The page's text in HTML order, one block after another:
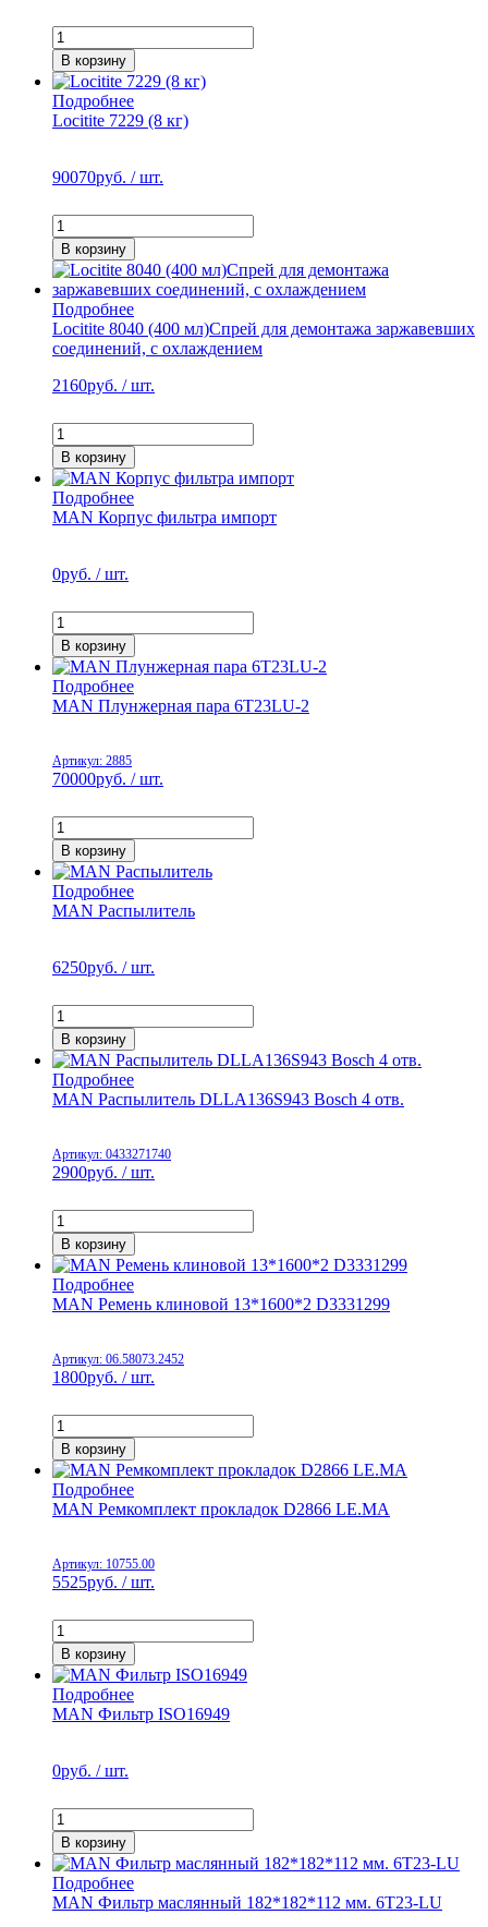
В корзину
Подробнее
Locitite 7229 (8 кг)
90070руб. / шт.
В корзину
Подробнее
Locitite 8040 (400 мл)Спрей для демонтажа заржавевших
соединений, с охлаждением
2160руб. / шт.
В корзину
Подробнее
MAN Корпус фильтра импорт
0руб. / шт.
В корзину
Подробнее
MAN Плунжерная пара 6T23LU-2
Артикул: 2885
70000руб. / шт.
В корзину
Подробнее
MAN Распылитель
6250руб. / шт.
В корзину
Подробнее
MAN Распылитель DLLA136S943 Bosch 4 отв.
Артикул: 0433271740
2900руб. / шт.
В корзину
Подробнее
MAN Ремень клиновой 13*1600*2 D3331299
Артикул: 06.58073.2452
1800руб. / шт.
В корзину
Подробнее
MAN Ремкомплект прокладок D2866 LE.MA
Артикул: 10755.00
5525руб. / шт.
В корзину
Подробнее
MAN Фильтр ISO16949
0руб. / шт.
В корзину
Подробнее
MAN Фильтр маслянный 182*182*112 мм. 6T23-LU